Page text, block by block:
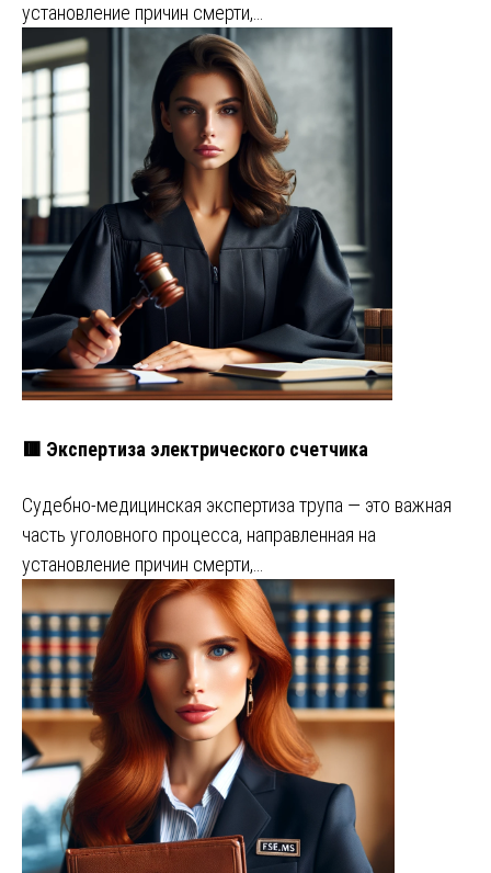
установление причин смерти,…
🟥 Экспертиза электрического счетчика
Судебно-медицинская экспертиза трупа — это важная
часть уголовного процесса, направленная на
установление причин смерти,…